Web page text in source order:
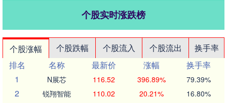
个股实时涨跌榜
个股涨幅 个股跌幅 个股流入 个股流出
换手率
排名
名称 最新价 涨幅
换手率
1
N展芯 116.52 396.89% 79.39%
2 锐翔智能 110.02 20.21% 16.80%